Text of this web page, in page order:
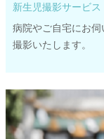
新生児撮影サービス
病院やご自宅にお
撮影いたします。